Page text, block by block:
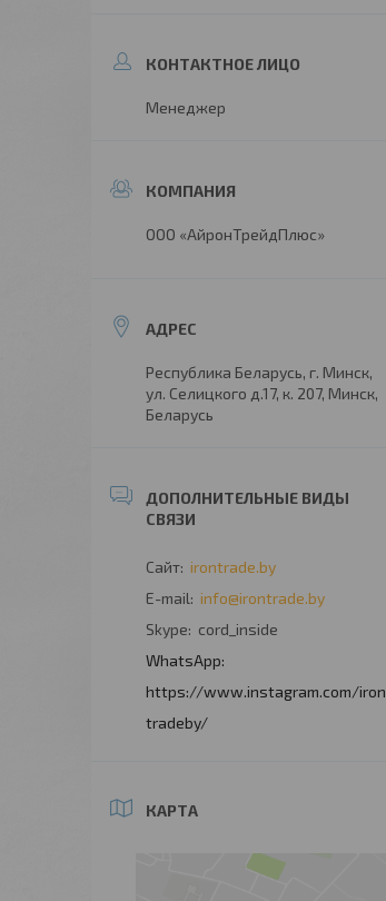
Менеджер
ООО «АйронТрейдПлюс»
Республика Беларусь, г. Минск,
ул. Селицкого д.17, к. 207, Минск,
Беларусь
irontrade.by
info@irontrade.by
cord_inside
https://www.instagram.com/iron
tradeby/
КАРТА